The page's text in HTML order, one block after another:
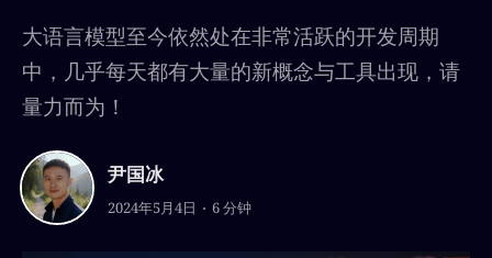
大语言模型至今依然处在非常活跃的开发周期
中，几乎每天都有大量的新概念与工具出现，请
量力而为！
尹国冰
2024年5月4日 6 分钟